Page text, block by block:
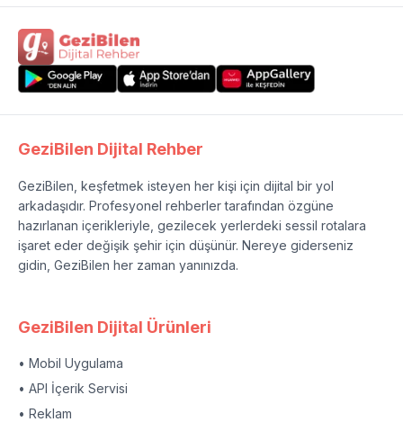
GeziBilen Dijital Rehber
GeziBilen, keşfetmek isteyen her kişi için dijital bir yol
arkadaşıdır. Profesyonel rehberler tarafından özgüne
hazırlanan içerikleriyle, gezilecek yerlerdeki sessil rotalara
işaret eder değişik şehir için düşünür. Nereye giderseniz
gidin, GeziBilen her zaman yanınızda.
GeziBilen Dijital Ürünleri
• Mobil Uygulama
• API İçerik Servisi
• Reklam